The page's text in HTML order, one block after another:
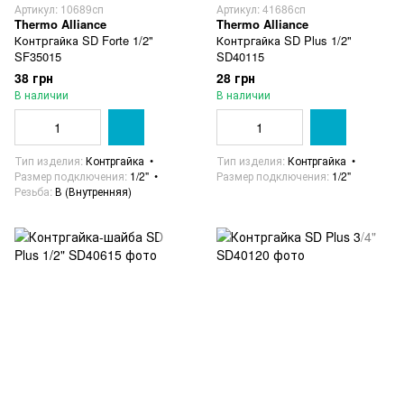
Артикул: 10689сп
Thermo Alliance
Контргайка SD Forte 1/2"
SF35015
38 грн
В наличии
Тип изделия Контргайка
Размер подключения 1/2"
Резьба В (Внутренняя)
Артикул: 41686сп
Thermo Alliance
Контргайка SD Plus 1/2"
SD40115
28 грн
В наличии
Тип изделия Контргайка
Размер подключения 1/2"